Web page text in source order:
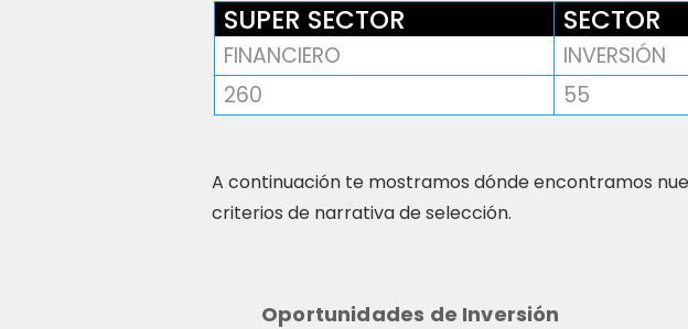
SUPER SECTOR SECTOR
FINANCIERO INVERSIÓN
260
55
A continuación te mostramos dónde encontramos
criterios de narrativa de selección.
Oportunidades de Inversión